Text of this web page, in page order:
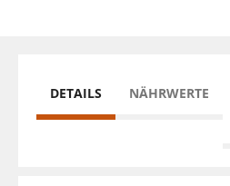
DETAILS NÄHRWERTE